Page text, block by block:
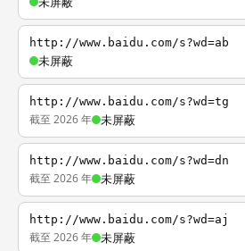
http://www.baidu.com/s?wd=ab
未屏蔽
http://www.baidu.com/s?wd=tg
截至 2026 年 未屏蔽
http://www.baidu.com/s?wd=dn
截至 2026 年 未屏蔽
http://www.baidu.com/s?wd=aj
截至 2026 年 未屏蔽